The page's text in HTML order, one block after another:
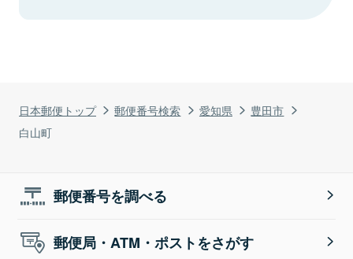
日本郵便トップ 郵便番号検索 愛知県
豊田市
白山町
郵便番号を調べる
郵便局・ATM・ポストをさがす